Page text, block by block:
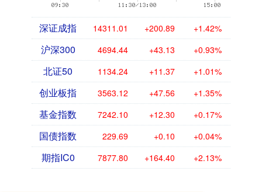
深证成指 14311.01 +200.89 +1.42%
沪深300 4694.44 +43.13 +0.93%
北证50 1134.24 +11.37 +1.01%
创业板指 3563.12 +47.56 +1.35%
基金指数 7242.10 +12.30 +0.17%
国债指数 229.69 +0.10 +0.04%
期指IC0 7877.80 +164.40 +2.13%